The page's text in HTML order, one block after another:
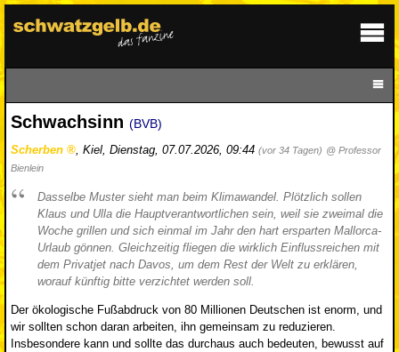
Schwachsinn (BVB)
Scherben , Kiel, Dienstag, 07.07.2026, 09:44 (vor 34 Tagen) @ Professor
Bienlein
Dasselbe Muster sieht man beim Klimawandel. Plötzlich sollen
Klaus und Ulla die Hauptverantwortlichen sein, weil sie zweimal die
Woche grillen und sich einmal im Jahr den hart ersparten Mallorca-
Urlaub gönnen. Gleichzeitig fliegen die wirklich Einflussreichen mit
dem Privatjet nach Davos, um dem Rest der Welt zu erklären,
worauf künftig bitte verzichtet werden soll.
Der ökologische Fußabdruck von 80 Millionen Deutschen ist enorm, und
wir sollten schon daran arbeiten, ihn gemeinsam zu reduzieren.
Insbesondere kann und sollte das durchaus auch bedeuten, bewusst auf